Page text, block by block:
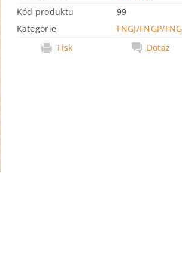
Kód produktu
99
Kategorie
FNGJ/FNGP/
Tisk
Dotaz